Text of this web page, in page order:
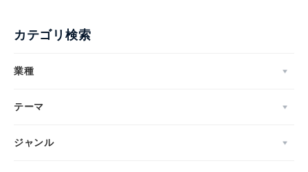
カテゴリ検索
業種
テーマ
ジャンル